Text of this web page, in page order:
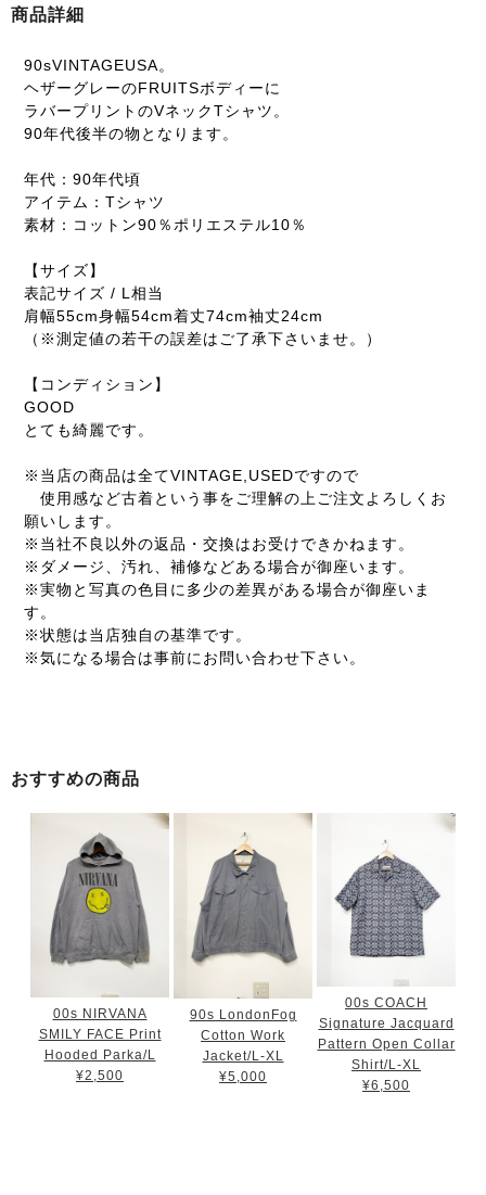
商品詳細
90sVINTAGEUSA。
ヘザーグレーのFRUITSボディーに
ラバープリントのVネックTシャツ。
90年代後半の物となります。
年代：90年代頃
アイテム：Tシャツ
素材：コットン90％ポリエステル10％
【サイズ】
表記サイズ / L相当
肩幅55cm身幅54cm着丈74cm袖丈24cm
（※測定値の若干の誤差はご了承下さいませ。）
【コンディション】
GOOD
とても綺麗です。
※当店の商品は全てVINTAGE,USEDですので
使用感など古着という事をご理解の上ご注文よろしくお
願いします。
※当社不良以外の返品・交換はお受けできかねます。
※ダメージ、汚れ、補修などある場合が御座います。
※実物と写真の色目に多少の差異がある場合が御座いま
す。
※状態は当店独自の基準です。
※気になる場合は事前にお問い合わせ下さい。
おすすめの商品
00s NIRVANA
SMILY FACE Print
Hooded Parka/L
¥2,500
90s LondonFog
Cotton Work
Jacket/L-XL
¥5,000
00s COACH
Signature Jacquard
Pattern Open Collar
Shirt/L-XL
¥6,500